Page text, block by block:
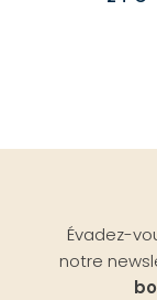
Évadez-
notre